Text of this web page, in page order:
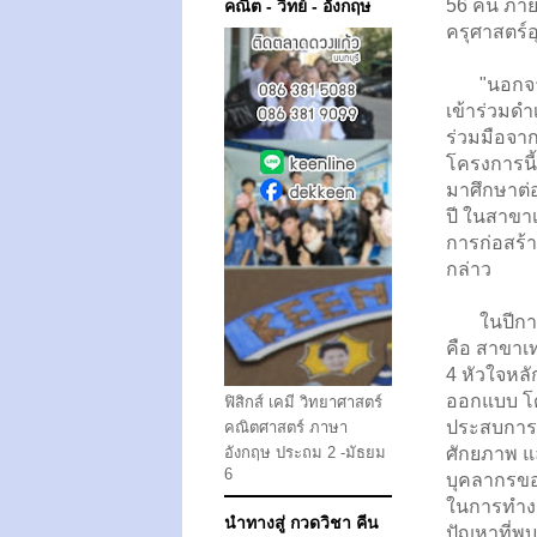
56 คน ภา
ครุศาสตร์
"นอกจา
เข้าร่วมด
ร่วมมือจา
โครงการ
มาศึกษาต่
ปี ในสาขา
การก่อสร้
กล่าว
ในปีการ
คือ สาขาเ
4 หัวใจห
ออกแบบ
ประสบกา
ศักยภาพ
บุคลากรข
ในการทำ
ปัญหาที่พบ
คณิต - วิทย์ - อังกฤษ
ฟิสิกส์ เคมี วิทยาศาสตร์
คณิตศาสตร์ ภาษา
อังกฤษ ประถม 2 -มัธยม
6
นำทางสู่ กวดวิชา คีน